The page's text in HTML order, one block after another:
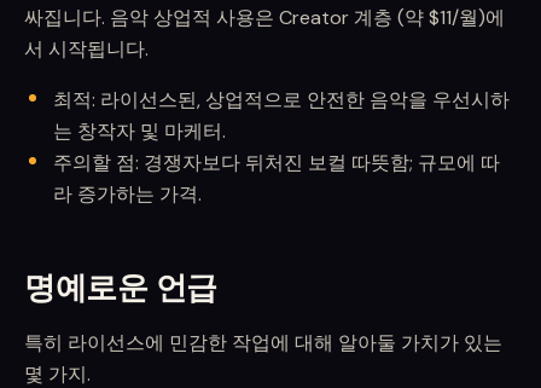
싸집니다. 음악 상업적 사용은 Creator 계층 (약 $11/월)에
서 시작됩니다.
최적: 라이선스된, 상업적으로 안전한 음악을 우선시하
는 창작자 및 마케터.
주의할 점: 경쟁자보다 뒤처진 보컬 따뜻함; 규모에 따
라 증가하는 가격.
명예로운 언급
특히 라이선스에 민감한 작업에 대해 알아둘 가치가 있는
몇 가지.